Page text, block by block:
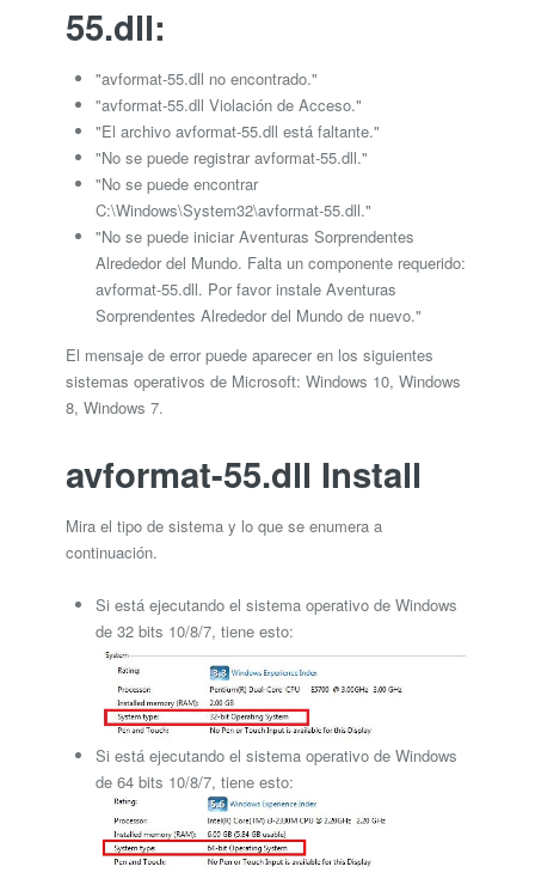
55.dll:
"avformat-55.dll no encontrado."
"avformat-55.dll Violación de Acceso."
"El archivo avformat-55.dll está faltante."
"No se puede registrar avformat-55.dll."
"No se puede encontrar
C:\Windows\System32\avformat-55.dll."
"No se puede iniciar Aventuras Sorprendentes
Alrededor del Mundo. Falta un componente requerido:
avformat-55.dll. Por favor instale Aventuras
Sorprendentes Alrededor del Mundo de nuevo."
El mensaje de error puede aparecer en los siguientes
sistemas operativos de Microsoft: Windows 10, Windows
8, Windows 7.
avformat-55.dll Install
Mira el tipo de sistema y lo que se enumera a
continuación.
Si está ejecutando el sistema operativo de Windows
de 32 bits 10/8/7, tiene esto:
Si está ejecutando el sistema operativo de Windows
de 64 bits 10/8/7, tiene esto: